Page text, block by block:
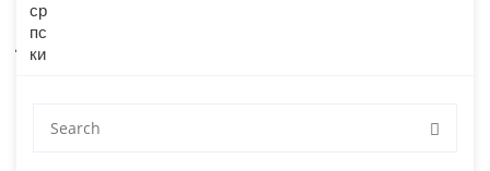
jezika u Beču
Treba ti pomoć? Kontaktirajte